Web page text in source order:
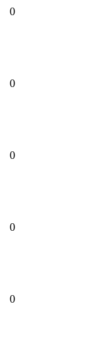
0
0
0
0
0